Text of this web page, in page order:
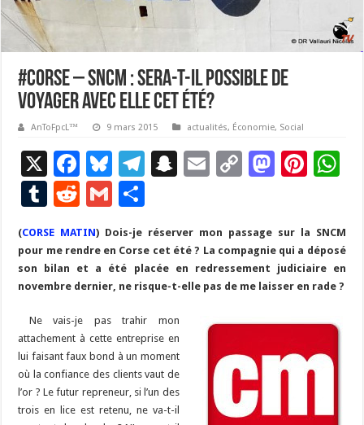
#Corse – SNCM : sera-t-il possible de
voyager avec elle cet été?
AnToFpcL™ 9 mars 2015 actualités, Économie, Social
X
F
ac
e
b
o
o
k
Bl
u
es
ky
T
gr
a
m
S
p
c
h
at
E
l
C
y
Li
n
k
M
d
o
n
Pi
es
t
p
p
T
m
bl
r
R
d
di
t
G
m
ai
l
ar
ta
g
er
(CORSE MATIN) Dois-je réserver mon passage sur la SNCM
pour me rendre en Corse cet été ? La compagnie qui a déposé
son bilan et a été placée en redressement judiciaire en
novembre dernier, ne risque-t-elle pas de me laisser en rade ?
Ne vais-je pas trahir mon
attachement à cette entreprise en
lui faisant faux bond à un moment
où la confiance des clients vaut de
l’or ? Le futur repreneur, si l’un des
trois en lice est retenu, ne va-t-il